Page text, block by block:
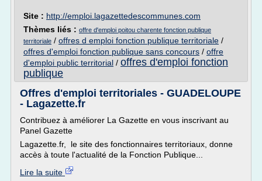
Site : http://emploi.lagazettedescommunes.com
Thèmes liés : offre d'emploi poitou charente fonction publique
territoriale / offres d emploi fonction publique territoriale /
offres d'emploi fonction publique sans concours / offre
d'emploi public territorial / offres d'emploi fonction
publique
Offres d'emploi territoriales - GUADELOUPE
- Lagazette.fr
Contribuez à améliorer La Gazette en vous inscrivant au
Panel Gazette
Lagazette.fr, le site des fonctionnaires territoriaux, donne
accès à toute l'actualité de la Fonction Publique...
Lire la suite